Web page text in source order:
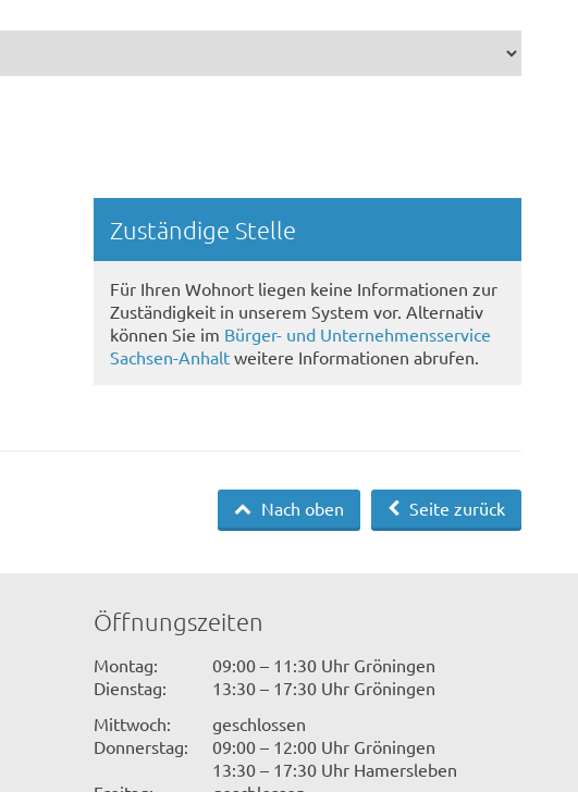
Randspalte
Zuständige Stelle
Für Ihren Wohnort liegen keine Informationen zur
Zuständigkeit in unserem System vor. Alternativ
können Sie im Bürger- und Unternehmensservice
Sachsen-Anhaltweitere Informationen abrufen.
Seite zurück
Nach oben
Öffnungszeiten
Montag:
09:00 – 11:30 Uhr Gröningen
Dienstag:
13:30 – 17:30 Uhr Gröningen
Mittwoch:
geschlossen
Donnerstag:
09:00 – 12:00 Uhr Gröningen
13:30 – 17:30 Uhr Hamersleben